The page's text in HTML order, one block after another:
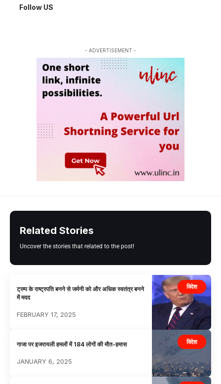
Follow US
- ADVERTISEMENT -
Related Stories
Uncover the stories that related to the post!
विदेश
ट्रम्प के राष्ट्रपति बनने से जर्मनी को और अधिक स्वतंत्र बनने
में मदद
FEBRUARY 17, 2025
विदेश
गाजा पर इजरायली हमलों में 184 लोगों की मौत-हमास
JANUARY 6, 2025